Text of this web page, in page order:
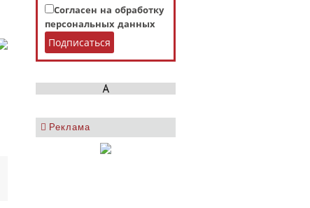
Согласен на обработку
персональных данных
Реклама